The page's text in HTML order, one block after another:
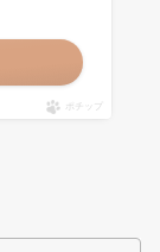
ポチップ